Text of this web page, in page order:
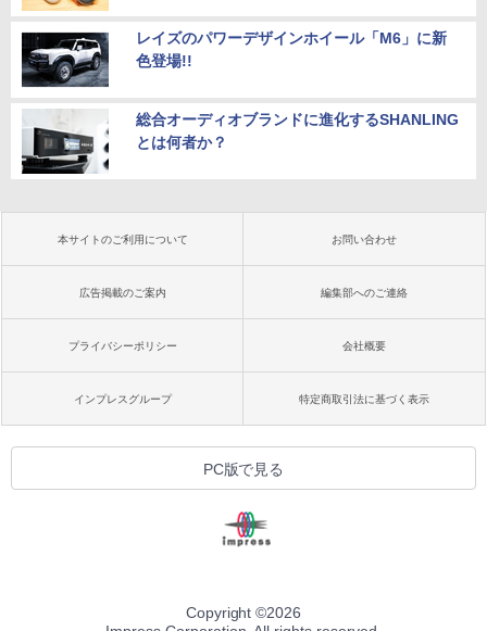
レイズのパワーデザインホイール「M6」に新
色登場!!
総合オーディオブランドに進化するSHANLING
とは何者か？
本サイトのご利用について お問い合わせ
広告掲載のご案内 編集部へのご連絡
プライバシーポリシー 会社概要
インプレスグループ 特定商取引法に基づく表示
PC版で見る
Copyright ©2026